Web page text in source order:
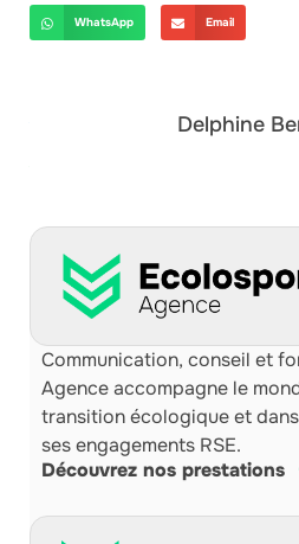
WhatsApp Email
Delphine
Communication, conseil et
Agence accompagne le
transition écologique et
ses engagements RSE.
Découvrez nos prestations